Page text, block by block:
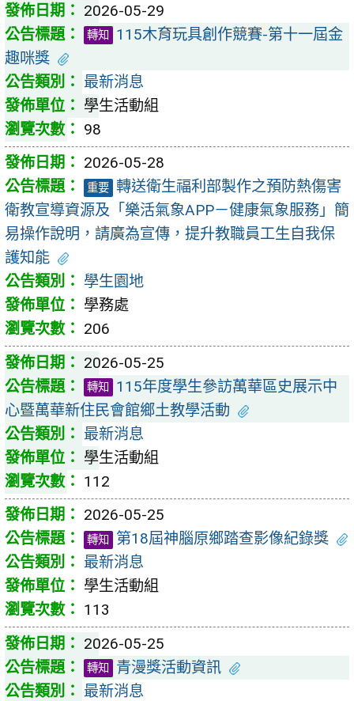
2026-05-29
轉知
115木育玩具創作競賽-第十一屆金
趣咪獎
最新消息
學生活動組
98
2026-05-28
重要 轉送衛生福利部製作之預防熱傷害
衛教宣導資源及「樂活氣象APP－健康氣象服務」簡
易操作說明，請廣為宣傳，提升教職員工生自我保
護知能
學生園地
學務處
206
2026-05-25
轉知
115年度學生參訪萬華區史展示中
心暨萬華新住民會館鄉土教學活動
最新消息
學生活動組
112
2026-05-25
轉知
第18屆神腦原鄉踏查影像紀錄獎
最新消息
學生活動組
113
2026-05-25
轉知
青漫獎活動資訊
最新消息